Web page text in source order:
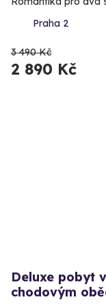
Praha 2
3 490 Kč
2 890 Kč
Deluxe pobyt
chodovým